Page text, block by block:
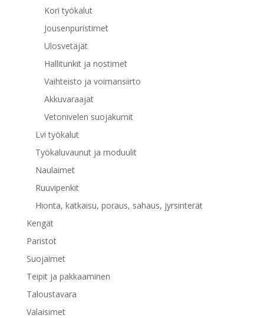
Kori työkalut
Jousenpuristimet
Ulosvetäjät
Hallitunkit ja nostimet
Vaihteisto ja voimansiirto
Akkuvaraajat
Vetonivelen suojakumit
Lvi työkalut
Työkaluvaunut ja moduulit
Naulaimet
Ruuvipenkit
Hionta, katkaisu, poraus, sahaus, jyrsinterät
Kengät
Paristot
Suojaimet
Teipit ja pakkaaminen
Taloustavara
Valaisimet